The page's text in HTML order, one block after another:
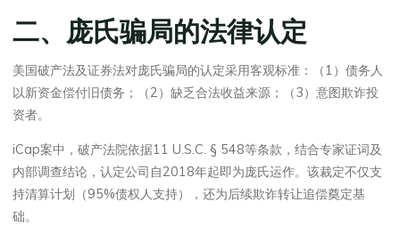
二、庞氏骗局的法律认定
美国破产法及证券法对庞氏骗局的认定采用客观标准：（1）债务人
以新资金偿付旧债务；（2）缺乏合法收益来源；（3）意图欺诈投
资者。
iCap案中，破产法院依据11 U.S.C. § 548等条款，结合专家证词及
内部调查结论，认定公司自2018年起即为庞氏运作。该裁定不仅支
持清算计划（95%债权人支持），还为后续欺诈转让追偿奠定基
础。